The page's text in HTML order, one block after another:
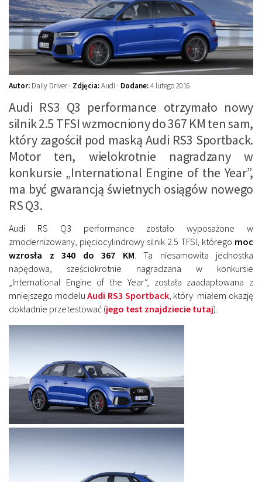
Auto z niemiec
Galerie
Autor: Daily Driver · Zdjęcia:Audi · Dodane:4 lutego 2016
Audi RS3 Q3 performance otrzymało nowy
silnik 2.5 TFSI wzmocniony do 367 KM ten sam,
który zagościł pod maską Audi RS3 Sportback.
Motor ten, wielokrotnie nagradzany w
konkursie „International Engine of the Year”,
ma być gwarancją świetnych osiągów nowego
RS Q3.
Audi RS Q3 performance zostało wyposażone w
zmodernizowany, pięciocylindrowy silnik 2.5 TFSI, którego moc
wzrosła z 340 do 367 KM . Ta niesamowita jednostka
napędowa, sześciokrotnie nagradzana w konkursie
„International Engine of the Year”, została zaadaptowana z
mniejszego modeluAudi RS3 Sportback, który miałem okazję
dokładnie przetestować (jego test znajdziecie tutaj).